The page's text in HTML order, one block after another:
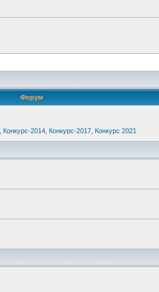
Форум
Конкурс-2014 Конкурс-2017 Конкурс 2021